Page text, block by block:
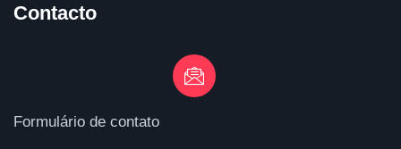
Contacto
Formulário de contato